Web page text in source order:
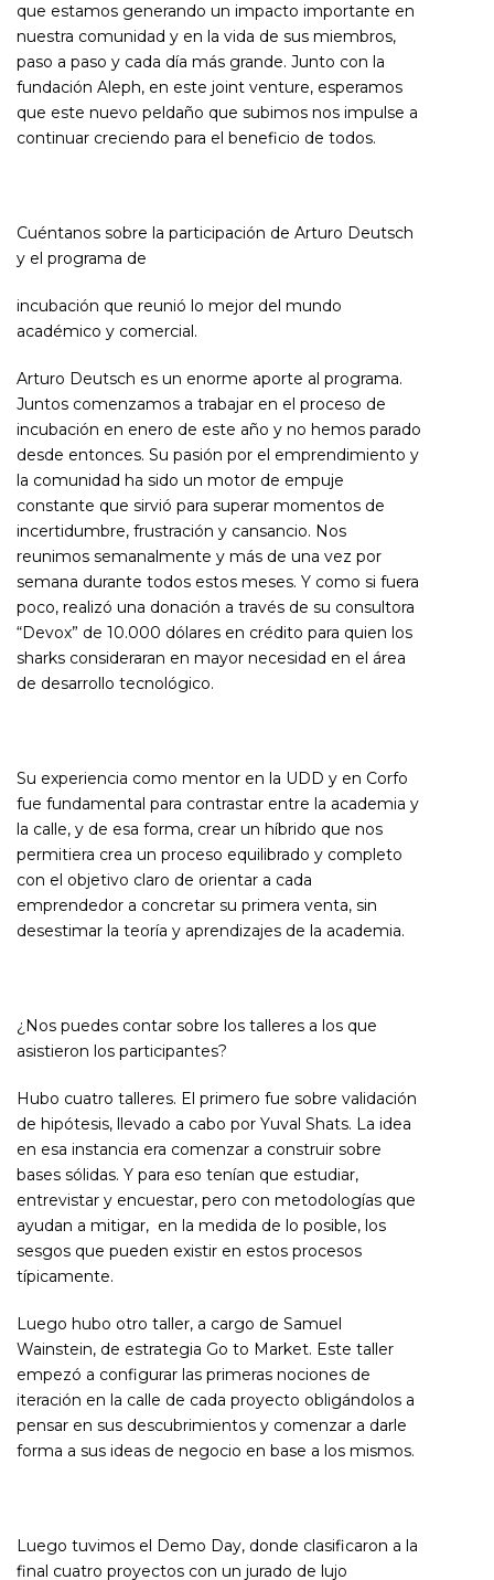
que estamos generando un impacto importante en
nuestra comunidad y en la vida de sus miembros,
paso a paso y cada día más grande. Junto con la
fundación Aleph, en este joint venture, esperamos
que este nuevo peldaño que subimos nos impulse a
continuar creciendo para el beneficio de todos.
Cuéntanos sobre la participación de Arturo Deutsch
y el programa de
incubación que reunió lo mejor del mundo
académico y comercial.
Arturo Deutsch es un enorme aporte al programa.
Juntos comenzamos a trabajar en el proceso de
incubación en enero de este año y no hemos parado
desde entonces. Su pasión por el emprendimiento y
la comunidad ha sido un motor de empuje
constante que sirvió para superar momentos de
incertidumbre, frustración y cansancio. Nos
reunimos semanalmente y más de una vez por
semana durante todos estos meses. Y como si fuera
poco, realizó una donación a través de su consultora
“Devox” de 10.000 dólares en crédito para quien los
sharks consideraran en mayor necesidad en el área
de desarrollo tecnológico.
Su experiencia como mentor en la UDD y en Corfo
fue fundamental para contrastar entre la academia y
la calle, y de esa forma, crear un híbrido que nos
permitiera crea un proceso equilibrado y completo
con el objetivo claro de orientar a cada
emprendedor a concretar su primera venta, sin
desestimar la teoría y aprendizajes de la academia.
¿Nos puedes contar sobre los talleres a los que
asistieron los participantes?
Hubo cuatro talleres. El primero fue sobre validación
de hipótesis, llevado a cabo por Yuval Shats. La idea
en esa instancia era comenzar a construir sobre
bases sólidas. Y para eso tenían que estudiar,
entrevistar y encuestar, pero con metodologías que
ayudan a mitigar, en la medida de lo posible, los
sesgos que pueden existir en estos procesos
típicamente.
Luego hubo otro taller, a cargo de Samuel
Wainstein, de estrategia Go to Market. Este taller
empezó a configurar las primeras nociones de
iteración en la calle de cada proyecto obligándolos a
pensar en sus descubrimientos y comenzar a darle
forma a sus ideas de negocio en base a los mismos.
Luego tuvimos el Demo Day, donde clasificaron a la
final cuatro proyectos con un jurado de lujo